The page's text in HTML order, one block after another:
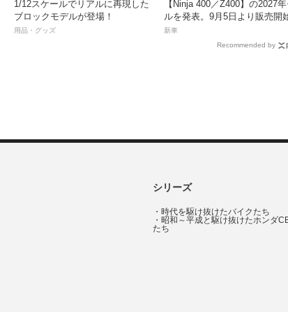
1/12スケールでリアルに再現した
ブロックモデルが登場！
用品・グッズ
【Ninja 400／Z400】の2027
ルを発表。9月5日より販売開
新車
Recommended by
シリーズ
・ 時代を駆け抜けたバイクたち
・ 昭和～平成と駆け抜けたホンダ
たち